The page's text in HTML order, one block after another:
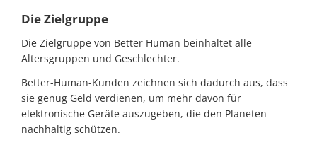
Die Zielgruppe
Die Zielgruppe von Better Human beinhaltet alle
Altersgruppen und Geschlechter.
Better-Human-Kunden zeichnen sich dadurch aus, dass
sie genug Geld verdienen, um mehr davon für
elektronische Geräte auszugeben, die den Planeten
nachhaltig schützen.